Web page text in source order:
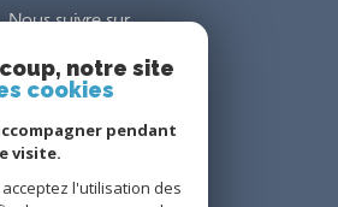
Nous suivre sur
Adhérents
notre site
cookies
pendant
visite.
l'utilisation des